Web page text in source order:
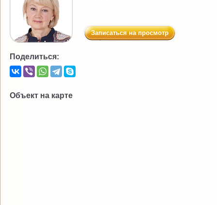
Записаться на просмотр
Поделиться:
Объект на карте